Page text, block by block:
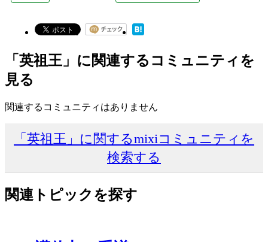
「英祖王」に関連するコミュニティを
見る
関連するコミュニティはありません
「英祖王」に関するmixiコミュニティを
検索する
関連トピックを探す